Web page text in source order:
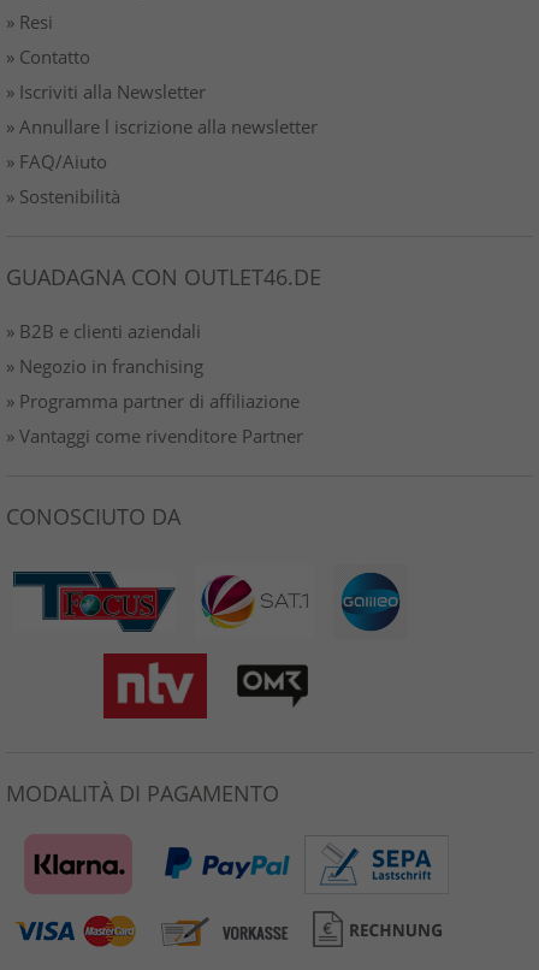
» Resi
» Contatto
» Iscriviti alla Newsletter
» Annullare l iscrizione alla newsletter
» FAQ/Aiuto
» Sostenibilità
GUADAGNA CON OUTLET46.DE
» B2B e clienti aziendali
» Negozio in franchising
» Programma partner di affiliazione
» Vantaggi come rivenditore Partner
CONOSCIUTO DA
MODALITÀ DI PAGAMENTO